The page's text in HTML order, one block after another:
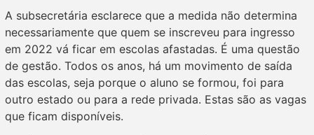
A subsecretária esclarece que a medida não determina
necessariamente que quem se inscreveu para ingresso
em 2022 vá ficar em escolas afastadas. É uma questão
de gestão. Todos os anos, há um movimento de saída
das escolas, seja porque o aluno se formou, foi para
outro estado ou para a rede privada. Estas são as vagas
que ficam disponíveis.